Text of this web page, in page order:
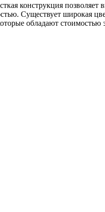
конструкция позволяет
Существует широкая
обладают стоимостью